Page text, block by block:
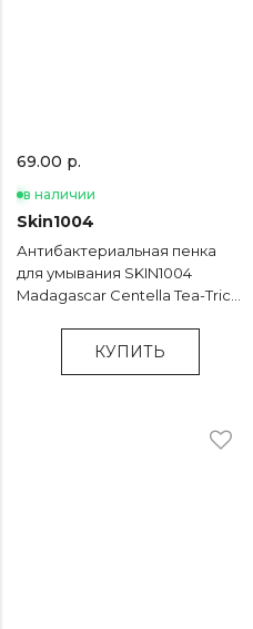
69.00 р.
в наличии
Skin1004
Антибактериальная пенка
для умывания SKIN1004
Madagascar Centella Tea-Trica
КУПИТЬ